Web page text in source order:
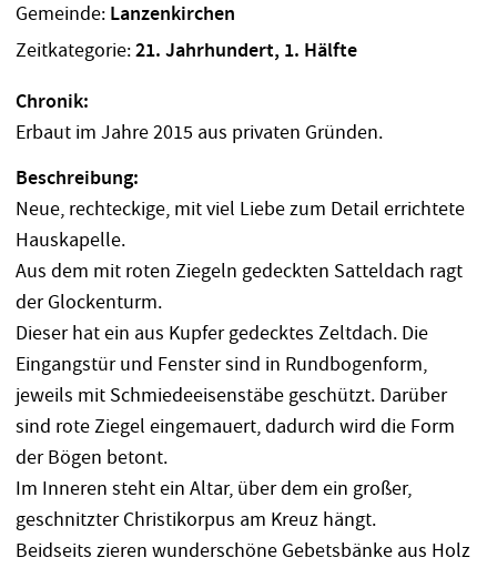
Gemeinde: Lanzenkirchen
Zeitkategorie:21. Jahrhundert, 1. Hälfte
Chronik:
Erbaut im Jahre 2015 aus privaten Gründen.
Beschreibung:
Neue, rechteckige, mit viel Liebe zum Detail errichtete
Hauskapelle.
Aus dem mit roten Ziegeln gedeckten Satteldach ragt
der Glockenturm.
Dieser hat ein aus Kupfer gedecktes Zeltdach. Die
Eingangstür und Fenster sind in Rundbogenform,
jeweils mit Schmiedeeisenstäbe geschützt. Darüber
sind rote Ziegel eingemauert, dadurch wird die Form
der Bögen betont.
Im Inneren steht ein Altar, über dem ein großer,
geschnitzter Christikorpus am Kreuz hängt.
Beidseits zieren wunderschöne Gebetsbänke aus Holz